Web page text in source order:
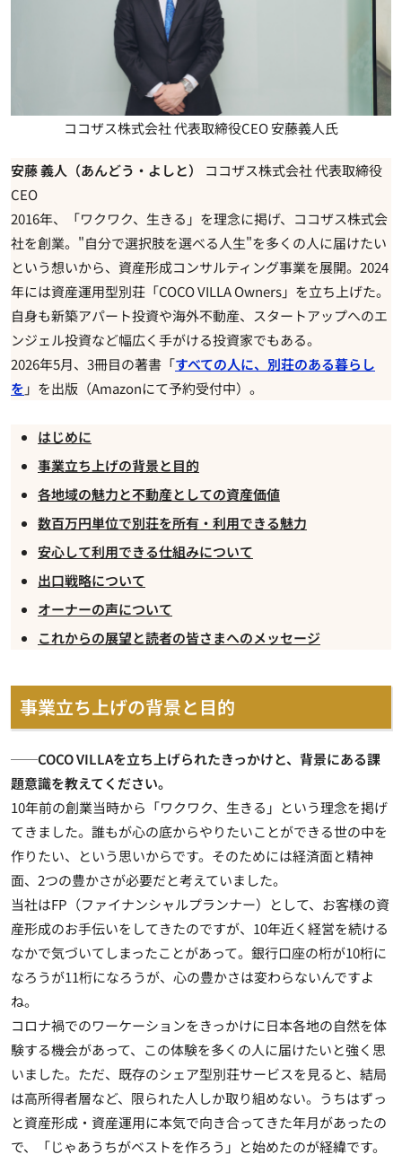
ココザス株式会社 代表取締役CEO 安藤義人氏
安藤 義人（あんどう・よしと）
ココザス株式会社 代表取締役
CEO
2016年、「ワクワク、生きる」を理念に掲げ、ココザス株式会
社を創業。"自分で選択肢を選べる人生"を多くの人に届けたい
という想いから、資産形成コンサルティング事業を展開。2024
年には資産運用型別荘「COCO VILLA Owners」を立ち上げた。
自身も新築アパート投資や海外不動産、スタートアップへのエ
ンジェル投資など幅広く手がける投資家でもある。
2026年5月、3冊目の著書「すべての人に、別荘のある暮らし
を 」を出版（Amazonにて予約受付中）。
はじめに
事業立ち上げの背景と目的
各地域の魅力と不動産としての資産価値
数百万円単位で別荘を所有・利用できる魅力
安心して利用できる仕組みについて
出口戦略について
オーナーの声について
これからの展望と読者の皆さまへのメッセージ
事業立ち上げの背景と目的
──COCO VILLAを立ち上げられたきっかけと、背景にある課
題意識を教えてください。
10年前の創業当時から「ワクワク、生きる」という理念を掲げ
てきました。誰もが心の底からやりたいことができる世の中を
作りたい、という思いからです。そのためには経済面と精神
面、2つの豊かさが必要だと考えていました。
当社はFP（ファイナンシャルプランナー）として、お客様の資
産形成のお手伝いをしてきたのですが、10年近く経営を続ける
なかで気づいてしまったことがあって。銀行口座の桁が10桁に
なろうが11桁になろうが、心の豊かさは変わらないんですよ
ね。
コロナ禍でのワーケーションをきっかけに日本各地の自然を体
験する機会があって、この体験を多くの人に届けたいと強く思
いました。ただ、既存のシェア型別荘サービスを見ると、結局
は高所得者層など、限られた人しか取り組めない。うちはずっ
と資産形成・資産運用に本気で向き合ってきた年月があったの
で、「じゃあうちがベストを作ろう」と始めたのが経緯です。